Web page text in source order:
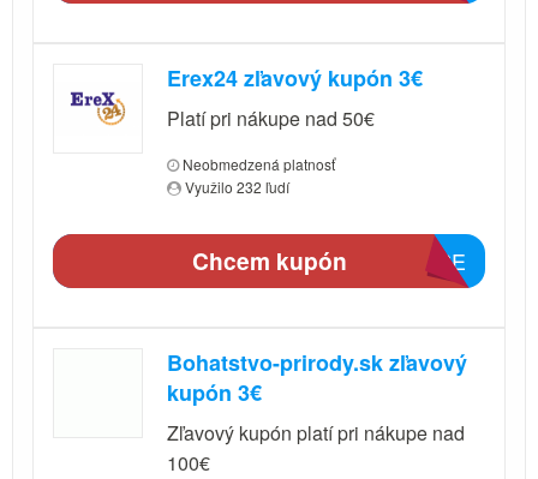
Erex24 zľavový kupón 3€
Platí pri nákupe nad 50€
Neobmedzená platnosť
Využilo 232 ľudí
E96E
Chcem kupón
Bohatstvo-prirody.sk zľavový
kupón 3€
Zľavový kupón platí pri nákupe nad
100€